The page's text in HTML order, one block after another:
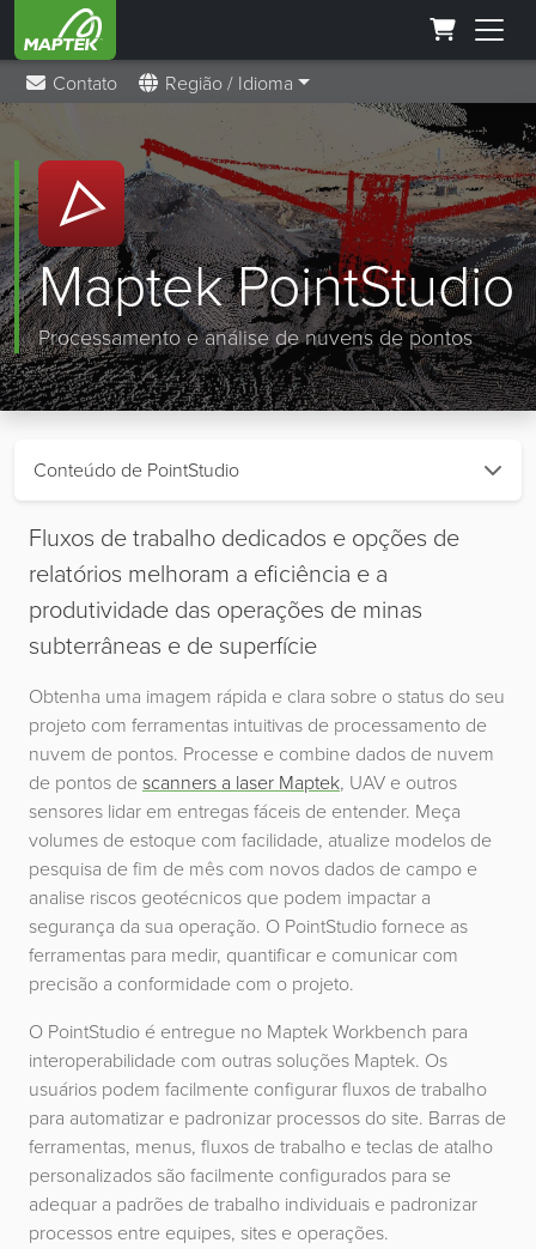
Contato Região / Idioma
Maptek PointStudio
Processamento e análise de nuvens de pontos
Conteúdo de PointStudio
Fluxos de trabalho dedicados e opções de
relatórios melhoram a eficiência e a
produtividade das operações de minas
subterrâneas e de superfície
Obtenha uma imagem rápida e clara sobre o status do seu
projeto com ferramentas intuitivas de processamento de
nuvem de pontos. Processe e combine dados de nuvem
de pontos descanners a laser Maptek, UAV e outros
sensores lidar em entregas fáceis de entender. Meça
volumes de estoque com facilidade, atualize modelos de
pesquisa de fim de mês com novos dados de campo e
analise riscos geotécnicos que podem impactar a
segurança da sua operação. O PointStudio fornece as
ferramentas para medir, quantificar e comunicar com
precisão a conformidade com o projeto.
O PointStudio é entregue no Maptek Workbench para
interoperabilidade com outras soluções Maptek. Os
usuários podem facilmente configurar fluxos de trabalho
para automatizar e padronizar processos do site. Barras de
ferramentas, menus, fluxos de trabalho e teclas de atalho
personalizados são facilmente configurados para se
adequar a padrões de trabalho individuais e padronizar
processos entre equipes, sites e operações.